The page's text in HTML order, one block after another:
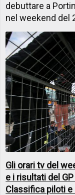
debuttare a
nel weekend del
Gli orari tv del
e i risultati del
Classifica piloti